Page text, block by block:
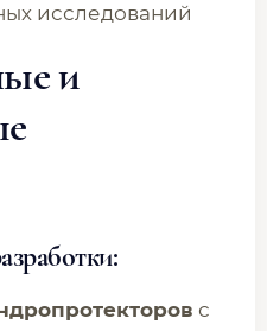
исследований
и
с